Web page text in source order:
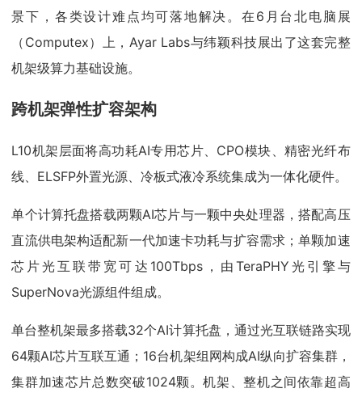
景下，各类设计难点均可落地解决。在6月台北电脑展
（Computex）上，Ayar Labs与纬颖科技展出了这套完整
机架级算力基础设施。
跨机架弹性扩容架构
L10机架层面将高功耗AI专用芯片、CPO模块、精密光纤布
线、ELSFP外置光源、冷板式液冷系统集成为一体化硬件。
单个计算托盘搭载两颗AI芯片与一颗中央处理器，搭配高压
直流供电架构适配新一代加速卡功耗与扩容需求；单颗加速
芯片光互联带宽可达100Tbps，由TeraPHY光引擎与
SuperNova光源组件组成。
单台整机架最多搭载32个AI计算托盘，通过光互联链路实现
64颗AI芯片互联互通；16台机架组网构成AI纵向扩容集群，
集群加速芯片总数突破1024颗。机架、整机之间依靠超高